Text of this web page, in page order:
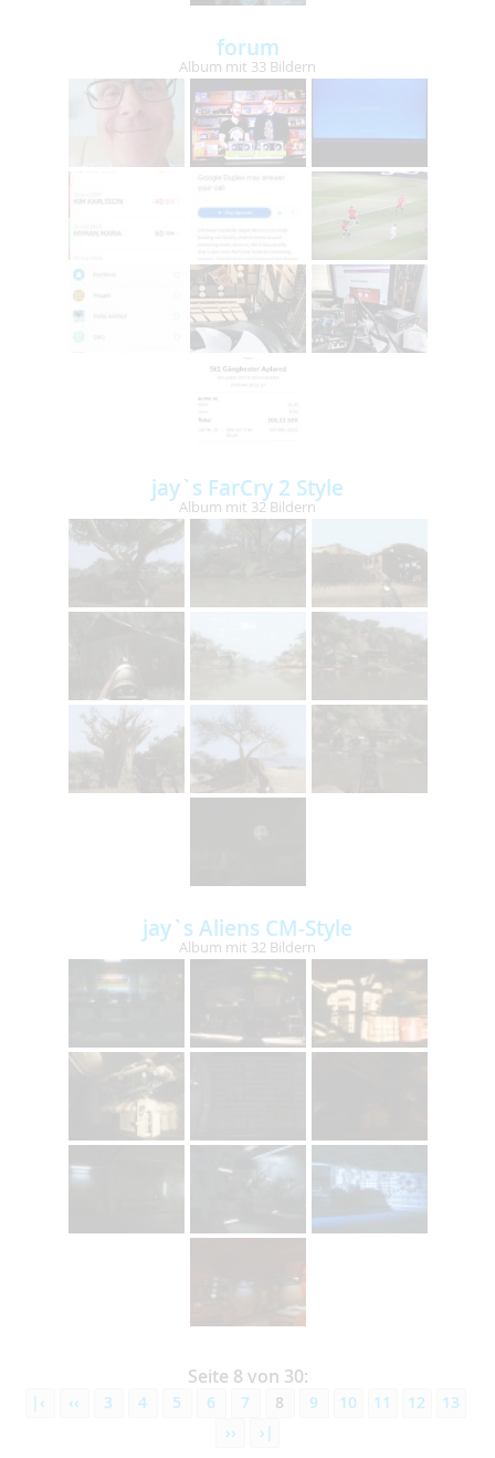
forum
Album mit 33 Bildern
jay`s FarCry 2 Style
Album mit 32 Bildern
jay`s Aliens CM-Style
Album mit 32 Bildern
Seite 8 von 30:
|‹ ‹‹ 3 4 5 6 7 8 9 10 11 12
13
››
›|